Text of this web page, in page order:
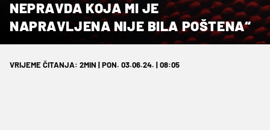
NEPRAVDA KOJA MI JE
NAPRAVLJENA NIJE BILA POŠTENA“
VRIJEME ČITANJA: 2MIN | PON. 03.06.24. | 08:05